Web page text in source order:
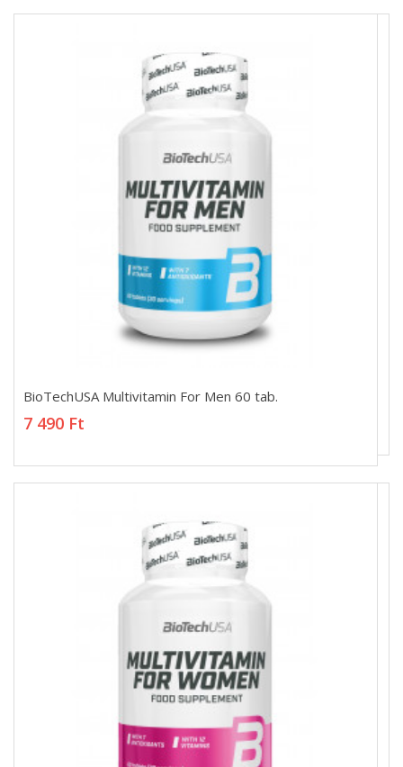
7 490 Ft
BioTechUSA Multivitamin For Men 60 tab.
7 490 Ft